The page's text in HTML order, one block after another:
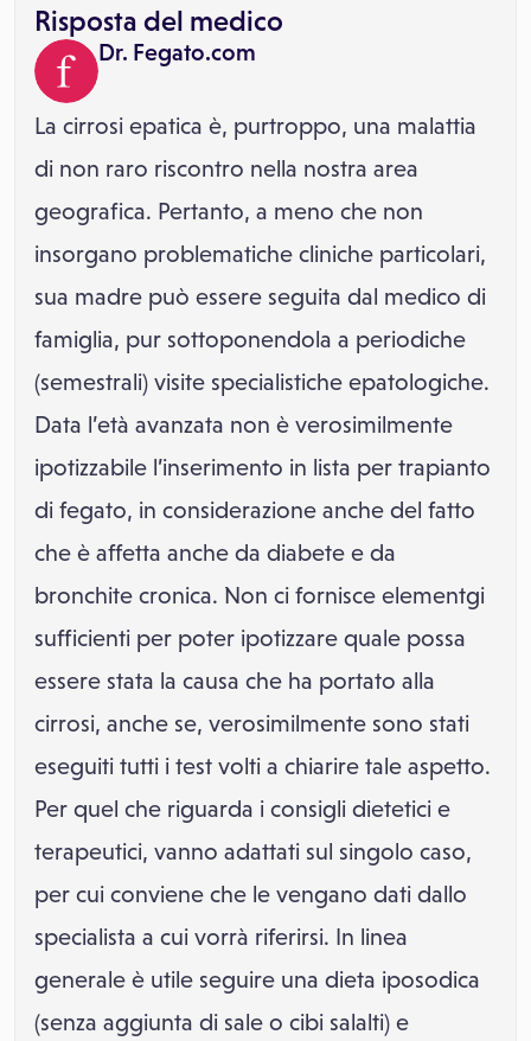
Risposta del medico
Dr. Fegato.com
La cirrosi epatica è, purtroppo, una malattia
di non raro riscontro nella nostra area
geografica. Pertanto, a meno che non
insorgano problematiche cliniche particolari,
sua madre può essere seguita dal medico di
famiglia, pur sottoponendola a periodiche
(semestrali) visite specialistiche epatologiche.
Data l’età avanzata non è verosimilmente
ipotizzabile l’inserimento in lista per trapianto
di fegato, in considerazione anche del fatto
che è affetta anche da diabete e da
bronchite cronica. Non ci fornisce elementgi
sufficienti per poter ipotizzare quale possa
essere stata la causa che ha portato alla
cirrosi, anche se, verosimilmente sono stati
eseguiti tutti i test volti a chiarire tale aspetto.
Per quel che riguarda i consigli dietetici e
terapeutici, vanno adattati sul singolo caso,
per cui conviene che le vengano dati dallo
specialista a cui vorrà riferirsi. In linea
generale è utile seguire una dieta iposodica
(senza aggiunta di sale o cibi salalti) e